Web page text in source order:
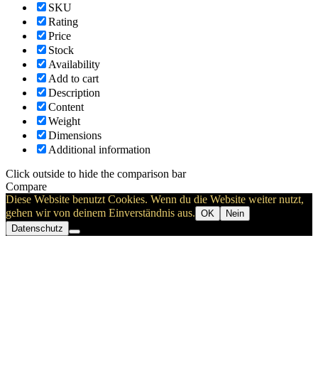
SKU
Rating
Price
Stock
Availability
Add to cart
Description
Content
Weight
Dimensions
Additional information
Click outside to hide the comparison bar
Compare
Diese Website benutzt Cookies. Wenn du die Website weiter nutzt,
gehen wir von deinem Einverständnis aus. OK
Nein
Datenschutz